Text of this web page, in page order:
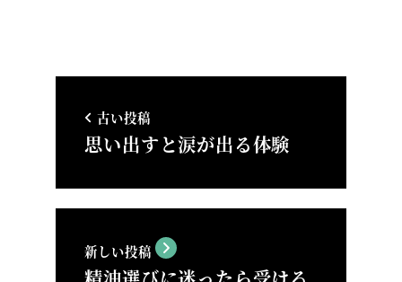
古い投稿
思い出すと涙が出る体験
新しい投稿